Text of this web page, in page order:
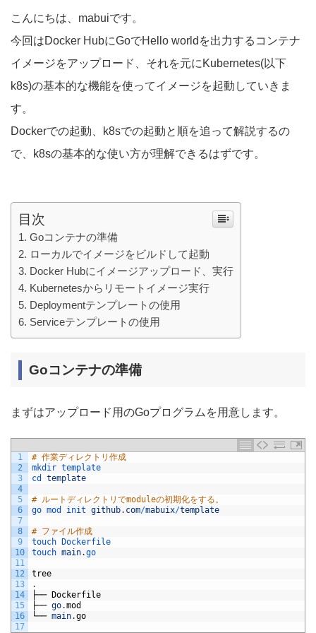
こんにちは、mabuiです。
今回はDocker HubにGoでHello worldを出力するコンテナ
イメージをアップロード、それを元にKubernetes(以下
k8s)の基本的な機能を使ってイメージを起動していきま
す。
Dockerでの起動、k8sでの起動と順を追って解説するの
で、k8sの基本的な使い方が理解できるはずです。
目次
Goコンテナの準備
ローカルでイメージをビルドして起動
Docker Hubにイメージアップロード、実行
Kubernetesからリモートイメージ実行
Deploymentテンプレートの使用
Serviceテンプレートの使用
Goコンテナの準備
まずはアップロード用のGoプログラムを用意します。
1
2
3
4
5
6
7
8
9
10
11
12
13
14
15
16
17
# 作業ディレクトリ作成
mkdir template
cd template
# ルートディレクトリでmoduleの初期化をする。
go mod init github. com/mabuix/template
# ファイル作成
touch
Dockerfile
touch main.go
tree
.
├──
Dockerfile
├── go.mod
└── main.go